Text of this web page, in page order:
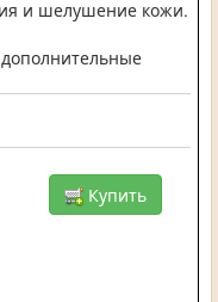
и шелушение кожи.
Купить